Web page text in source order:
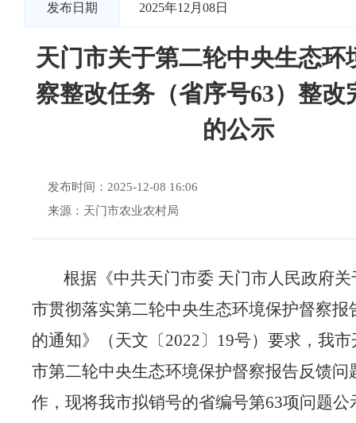
发布日期 2025年12月08日
天门市关于第二轮中央生态环
察整改任务（省序号63）整改
的公示
发布时间：2025-12-08 16:06
来源：天门市农业农村局
根据《中共天门市委 天门市人民政府关
市贯彻落实第二轮中央生态环境保护督察报
的通知》（天文〔2022〕19号）要求，我
市第二轮中央生态环境保护督察报告反馈问
作，现将我市拟销号的省编号第63项问题公